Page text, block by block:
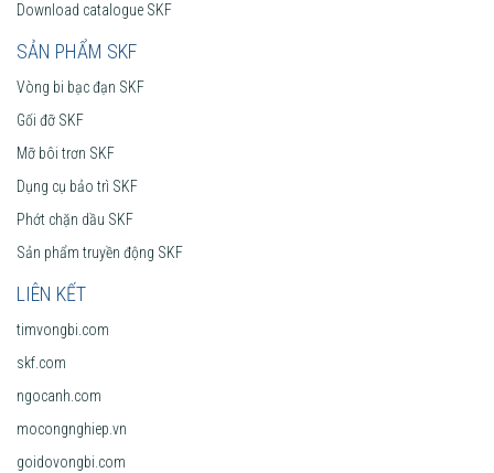
Download catalogue SKF
SẢN PHẨM SKF
Vòng bi bạc đạn SKF
Gối đỡ SKF
Mỡ bôi trơn SKF
Dụng cụ bảo trì SKF
Phớt chặn dầu SKF
Sản phẩm truyền động SKF
LIÊN KẾT
timvongbi.com
skf.com
ngocanh.com
mocongnghiep.vn
goidovongbi.com